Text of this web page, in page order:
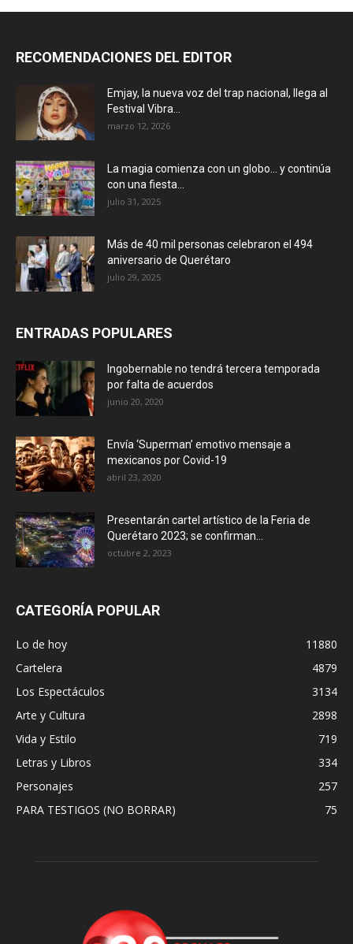
RECOMENDACIONES DEL EDITOR
Emjay, la nueva voz del trap nacional, llega al
Festival Vibra...
marzo 12, 2026
La magia comienza con un globo… y continúa
con una fiesta...
julio 31, 2025
Más de 40 mil personas celebraron el 494
aniversario de Querétaro
julio 29, 2025
ENTRADAS POPULARES
Ingobernable no tendrá tercera temporada
por falta de acuerdos
junio 20, 2020
Envía ‘Superman’ emotivo mensaje a
mexicanos por Covid-19
abril 23, 2020
Presentarán cartel artístico de la Feria de
Querétaro 2023; se confirman...
octubre 2, 2023
CATEGORÍA POPULAR
Lo de hoy
11880
Cartelera
4879
Los Espectáculos
3134
Arte y Cultura
2898
Vida y Estilo
719
Letras y Libros
334
Personajes
257
PARA TESTIGOS (NO BORRAR)
75